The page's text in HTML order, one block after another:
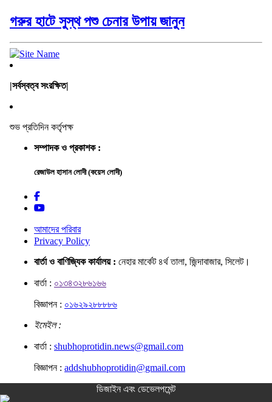
গরুর হাটে সুস্থ পশু চেনার উপায় জানুন
|সর্বস্বত্ব সংরক্ষিত|
শুভ প্রতিদিন কর্তৃপক্ষ
সম্পাদক ও প্রকাশক :
রেজাউল হাসান লোদী (কয়েস লোদী)
আমাদের পরিবার
Privacy Policy
বার্তা ও বাণিজ্যিক কার্যালয় : নেহার মার্কেট ৪র্থ তালা, জিন্দাবাজার, সিলেট।
বার্তা : ০১৩৪৩২৮৬১৬৬
বিজ্ঞাপন : ০১৬২৯২৮৮৮৮৬
ইমেইল :
বার্তা : shubhoprotidin.news@gmail.com
বিজ্ঞাপন : addshubhoprotidin@gmail.com
ডিজাইন এবং ডেভেলপমেন্ট